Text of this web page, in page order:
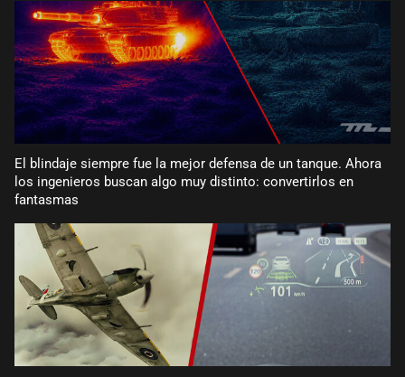
El blindaje siempre fue la mejor defensa de un tanque. Ahora
los ingenieros buscan algo muy distinto: convertirlos en
fantasmas